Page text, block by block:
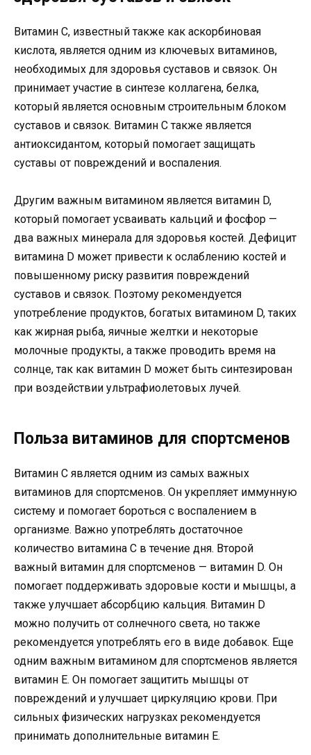
Витамин С, известный также как аскорбиновая
кислота, является одним из ключевых витаминов,
необходимых для здоровья суставов и связок. Он
принимает участие в синтезе коллагена, белка,
который является основным строительным блоком
суставов и связок. Витамин С также является
антиоксидантом, который помогает защищать
суставы от повреждений и воспаления.
Другим важным витамином является витамин D,
который помогает усваивать кальций и фосфор —
два важных минерала для здоровья костей. Дефицит
витамина D может привести к ослаблению костей и
повышенному риску развития повреждений
суставов и связок. Поэтому рекомендуется
употребление продуктов, богатых витамином D, таких
как жирная рыба, яичные желтки и некоторые
молочные продукты, а также проводить время на
солнце, так как витамин D может быть синтезирован
при воздействии ультрафиолетовых лучей.
Польза витаминов для спортсменов
Витамин С является одним из самых важных
витаминов для спортсменов. Он укрепляет иммунную
систему и помогает бороться с воспалением в
организме. Важно употреблять достаточное
количество витамина С в течение дня. Второй
важный витамин для спортсменов — витамин D. Он
помогает поддерживать здоровые кости и мышцы, а
также улучшает абсорбцию кальция. Витамин D
можно получить от солнечного света, но также
рекомендуется употреблять его в виде добавок. Еще
одним важным витамином для спортсменов является
витамин E. Он помогает защитить мышцы от
повреждений и улучшает циркуляцию крови. При
сильных физических нагрузках рекомендуется
принимать дополнительные витамин Е.